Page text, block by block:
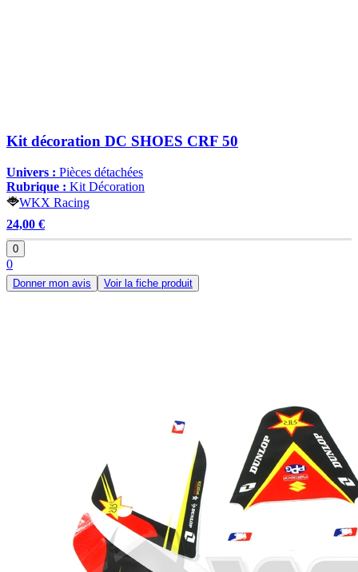
Kit décoration DC SHOES CRF 50
Univers : Pièces détachées
Rubrique : Kit Décoration
WKX Racing
24,00 €
0
0
Donner mon avis Voir la fiche produit